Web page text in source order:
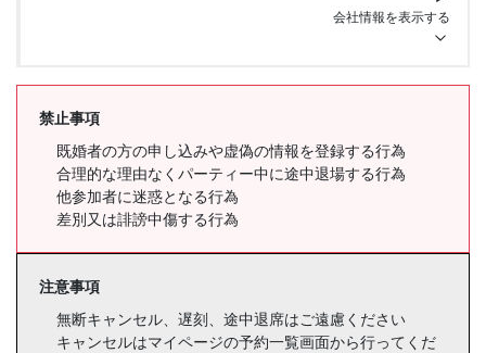
会社情報を表示する
禁止事項
既婚者の方の申し込みや虚偽の情報を登録する行為
合理的な理由なくパーティー中に途中退場する行為
他参加者に迷惑となる行為
差別又は誹謗中傷する行為
注意事項
無断キャンセル、遅刻、途中退席はご遠慮ください
キャンセルはマイページの予約一覧画面から行ってくだ